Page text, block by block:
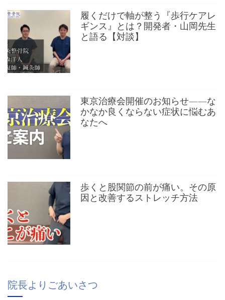
履くだけで軸が整う『歩行ケアレ
ギンス』とは？開発者・山岡先生
と語る【対談】
東京治療会開催のお知らせ——な
かなか良くならない症状に悩むあ
なたへ
歩くと股関節の前が痛い。その原
因と改善するストレッチ方法
院長よりごあいさつ